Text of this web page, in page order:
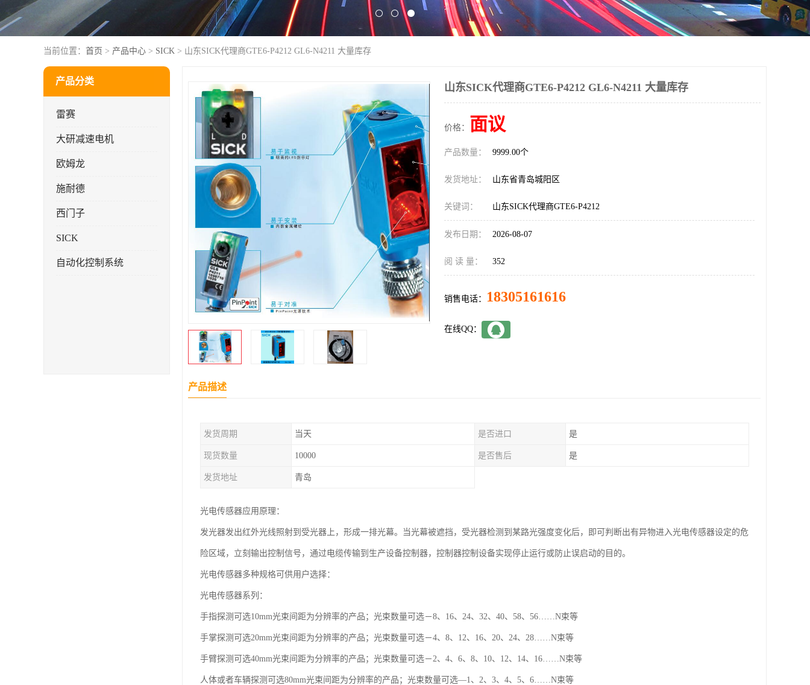
当前位置： 首页 > 产品中心 > SICK > 山东SICK代理商GTE6-P4212 GL6-N4211 大量库存
产品分类
雷赛
大研减速电机
欧姆龙
施耐德
西门子
SICK
自动化控制系统
山东SICK代理商GTE6-P4212 GL6-N4211 大量库存
价格： 面议
产品数量： 9999.00个
发货地址： 山东省青岛城阳区
关键词： 山东SICK代理商GTE6-P4212
发布日期： 2026-08-07
阅 读 量： 352
销售电话： 18305161616
在线QQ：
产品描述
发货周期 当天 是否进口 是
现货数量 10000 是否售后 是
发货地址 青岛
光电传感器应用原理：
发光器发出红外光线照射到受光器上，形成一排光幕。当光幕被遮挡，受光器检测到某路光强度变化后，即可判断出有异物进入光电传感器设定的危
险区域，立刻输出控制信号，通过电缆传输到生产设备控制器，控制器控制设备实现停止运行或防止误启动的目的。
光电传感器多种规格可供用户选择：
光电传感器系列：
手指探测可选10mm光束间距为分辨率的产品；光束数量可选－8、16、24、32、40、58、56……N束等
手掌探测可选20mm光束间距为分辨率的产品；光束数量可选－4、8、12、16、20、24、28……N束等
手臂探测可选40mm光束间距为分辨率的产品；光束数量可选－2、4、6、8、10、12、14、16……N束等
人体或者车辆探测可选80mm光束间距为分辨率的产品；光束数量可选—1、2、3、4、5、6……N束等